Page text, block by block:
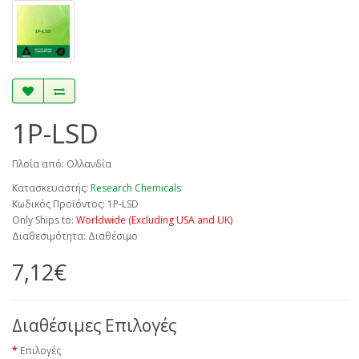
1P-LSD
Πλοία από: Ολλανδία
Κατασκευαστής: Research Chemicals
Κωδικός Προϊόντος: 1P-LSD
Only Ships to: Worldwide (Excluding USA and UK)
Διαθεσιμότητα: Διαθέσιμο
7,12€
Διαθέσιμες Επιλογές
Επιλογές